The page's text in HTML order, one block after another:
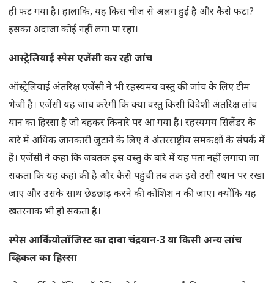
ही फट गया है। हालांकि, यह किस चीज से अलग हुई है और कैसे फटा?
इसका अंदाजा कोई नहीं लगा पा रहा।
आस्ट्रेलियाई स्पेस एजेंसी कर रही जांच
ऑस्ट्रेलियाई अंतरिक्ष एजेंसी ने भी रहस्यमय वस्तु की जांच के लिए टीम
भेजी है। एजेंसी यह जांच करेगी कि क्या वस्तु किसी विदेशी अंतरिक्ष लांच
यान का हिस्सा है जो बहकर किनारे पर आ गया है। रहस्यमय सिलेंडर के
बारे में अधिक जानकारी जुटाने के लिए वे अंतरराष्ट्रीय समकक्षों के संपर्क में
हैं। एजेंसी ने कहा कि जबतक इस वस्तु के बारे में यह पता नहीं लगाया जा
सकता कि यह कहां की है और कैसे पहुंची तब तक इसे उसी स्थान पर रखा
जाए और उसके साथ छेड़छाड़ करने की कोशिश न की जाए। क्योंकि यह
खतरनाक भी हो सकता है।
स्पेस आर्कियोलॉजिस्ट का दावा चंद्रयान-3 या किसी अन्य लांच
व्हिकल का हिस्सा